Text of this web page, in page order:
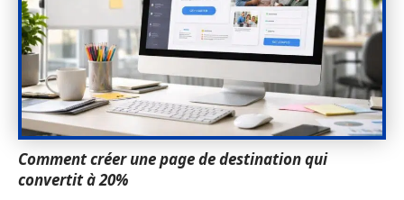
Comment créer une page de destination qui
convertit à 20%